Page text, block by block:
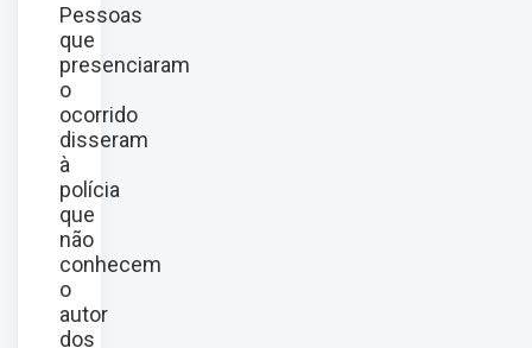
Pessoas
que
presenciaram
o
ocorrido
disseram
à
polícia
que
não
conhecem
o
autor
dos